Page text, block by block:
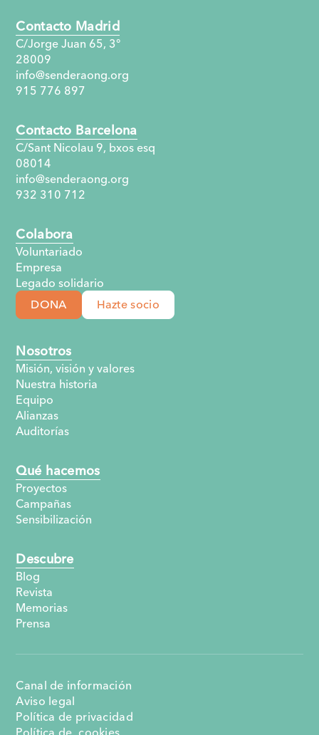
Nosotros
Misión, visión y valores
Nuestra historia
Equipo
Alianzas
Auditorías
Qué hacemos
Proyectos
Campañas
Sensibilización
Descubre
Blog
Revista
Memorias
Prensa
Colabora
Voluntariado
Empresa
Legado solidario
DONA Hazte socio
Contacto Madrid
C/Jorge Juan 65, 3°
28009
info@senderaong.org
915 776 897
Contacto Barcelona
C/Sant Nicolau 9, bxos esq
08014
info@senderaong.org
932 310 712
Canal de información
Aviso legal
Política de privacidad